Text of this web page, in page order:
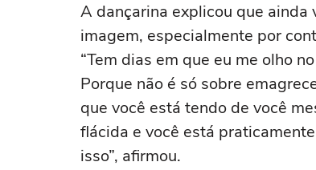
A dançarina explicou que
imagem, especialmente por
“Tem dias em que eu me olho
Porque não é só sobre
que você está tendo de você
flácida e você está
isso”, afirmou.